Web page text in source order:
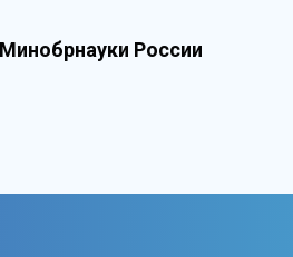
документ о
графические и оптические
России